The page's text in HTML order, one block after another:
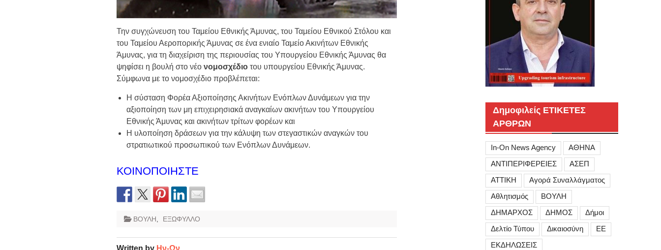
Την συγχώνευση του Ταμείου Εθνικής Άμυνας, του Ταμείου Εθνικού Στόλου και
του Ταμείου Αεροπορικής Άμυνας σε ένα ενιαίο Ταμείο Ακινήτων Εθνικής
Άμυνας, για τη διαχείριση της περιουσίας του Υπουργείου Εθνικής Άμυνας θα
ψηφίσει η βουλή στο νέο νομοσχέδιο του υπουργείου Εθνικής Άμυνας.
Σύμφωνα με το νομοσχέδιο προβλέπεται:
Η σύσταση Φορέα Αξιοποίησης Ακινήτων Ενόπλων Δυνάμεων για την
αξιοποίηση των μη επιχειρησιακά αναγκαίων ακινήτων του Υπουργείου
Εθνικής Άμυνας και ακινήτων τρίτων φορέων και
Η υλοποίηση δράσεων για την κάλυψη των στεγαστικών αναγκών του
στρατιωτικού προσωπικού των Ενόπλων Δυνάμεων.
ΚΟΙΝΟΠΟΙΗΣΤΕ
ΒΟΥΛΗ, ΕΞΩΦΥΛΛΟ
Δημοφιλείς ΕΤΙΚΕΤΕΣ
ΑΡΘΡΩΝ
In-On News Agency
ΑΘΗΝΑ
ΑΝΤΙΠΕΡΙΦΕΡΕΙΕΣ
ΑΣΕΠ
ΑΤΤΙΚΗ
Αγορά Συναλλάγματος
Αθλητισμός
ΒΟΥΛΗ
ΔΗΜΑΡΧΟΣ
ΔΗΜΟΣ
Δήμοι
Δελτίο Τύπου
Δικαιοσύνη
ΕΕ
ΕΚΔΗΛΩΣΕΙΣ